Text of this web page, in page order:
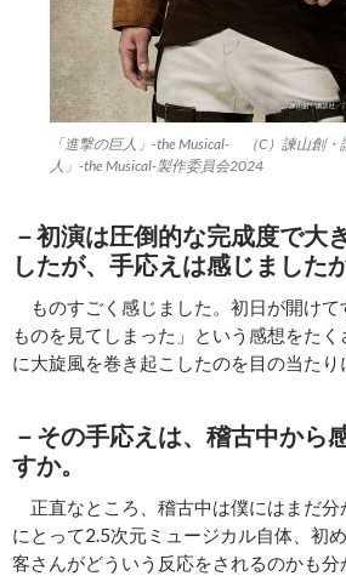
「進撃の巨人」-the Musical- （C）諫山創
人」-the Musical-製作委員会2024
－初演は圧倒的な完成度で大
したが、手応えは感じましたか
ものすごく感じました。初日が開けて
ものを見てしまった」という感想をた
に大旋風を巻き起こしたのを目の当たり
－その手応えは、稽古中から
すか。
正直なところ、稽古中は僕にはまだ分
にとって2.5次元ミュージカル自体、初
客さんがどういう反応をされるのかも